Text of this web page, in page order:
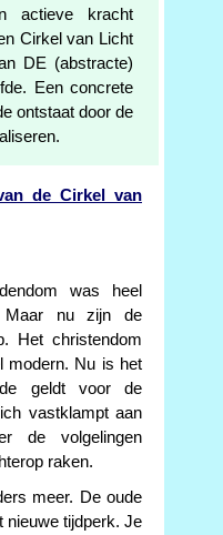
actieve kracht
Cirkel van Licht
DE (abstracte)
Een concrete
ontstaat door de
de Cirkel van
was heel
Maar nu zijn de
Het christendom
modern. Nu is het
geldt voor de
vastklampt aan
de volgelingen
raken.
meer. De oude
nieuwe tijdperk. Je